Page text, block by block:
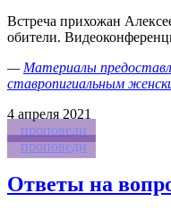
Встреча прихожан
обители.
—Материалы
ставропигиальным
4 апреля 2021
проповеди
проповеди
Ответы на